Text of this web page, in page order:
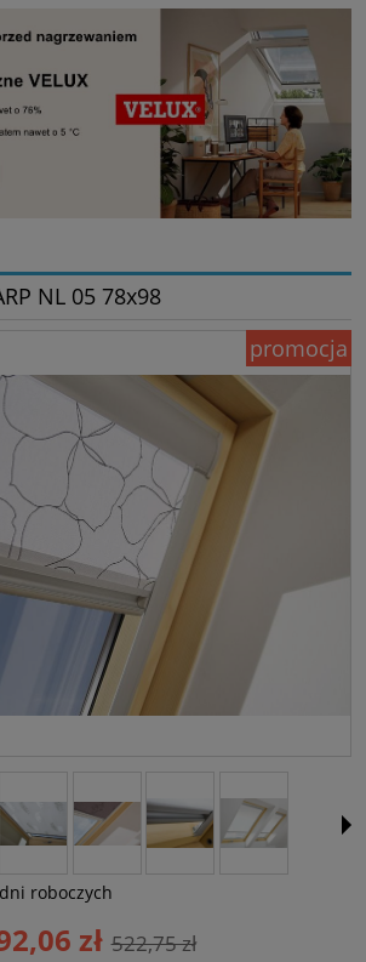
NL 05 78x98
promocja
roboczych
zł 522,75 zł